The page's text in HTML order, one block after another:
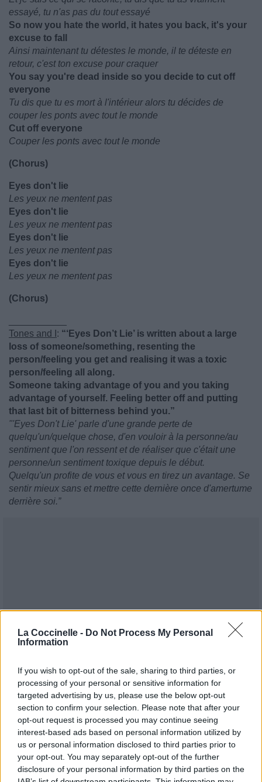
La Coccinelle - Do Not Process My Personal
Information
If you wish to opt-out of the sale, sharing to third parties, or
processing of your personal or sensitive information for
targeted advertising by us, please use the below opt-out
section to confirm your selection. Please note that after your
opt-out request is processed you may continue seeing
interest-based ads based on personal information utilized by
us or personal information disclosed to third parties prior to
your opt-out. You may separately opt-out of the further
disclosure of your personal information by third parties on the
essayé, tu n'as pas du tout essayé
So now you hate the world, it hates you back, it's your
excuse to fall
Ainsi maintenant tu détestes le monde, il te déteste en
retour, c'est ton excuse pour craquer
You say you're dead inside so you decide to cut off
everyone
Tu dis que tu es mort à l'intérieur alors tu décides de
couper les ponts avec tout le monde
Cut off everyone
Couper les ponts avec tout le monde
(Chorus)
Eyes don't lie
Les yeux ne mentent pas
Eyes don't lie
Les yeux ne mentent pas
Eyes don't lie
Les yeux ne mentent pas
Eyes don't lie
Les yeux ne mentent pas
(Chorus)
Tones and I : “‘Eyes Don’t Lie’ is written about a large
loss of someone/something, resenting the
person/feeling you get and realising it was a toxic
person/feeling all along.
Someone taking advantage of you and you taking
advantage of yourself. Feeling better off and putting
that last bit of bitterness behind you.”
"'Eyes Don't Lie' parle d'une grande perte de
quelqu'un/quelque chose, d'en vouloir à la personne/au
sentiment que l'on ressent et de réaliser que c'était une
personne/un sentiment toxique depuis le début.
Quelqu'un profite de vous et vous en tirez un avantage. Se
sentir mieux sans et mettre cette dernière once d'amertume
derrière soi.”
Publié parVisa 247824 5 5 7 le 21 mars 2022 à
7h20.